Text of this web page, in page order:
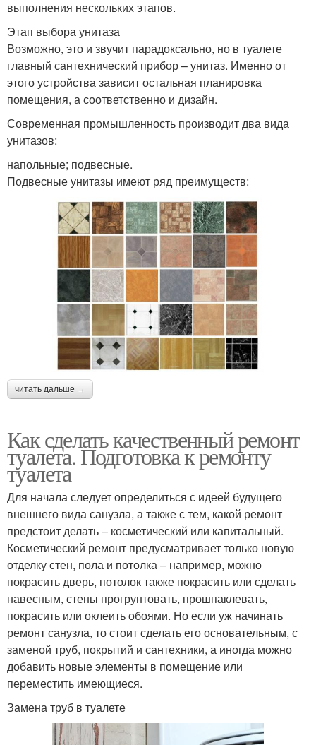
выполнения нескольких этапов.
Этап выбора унитаза
Возможно, это и звучит парадоксально, но в туалете
главный сантехнический прибор – унитаз. Именно от
этого устройства зависит остальная планировка
помещения, а соответственно и дизайн.
Современная промышленность производит два вида
унитазов:
напольные; подвесные.
Подвесные унитазы имеют ряд преимуществ:
читать дальше →
Как сделать качественный ремонт
туалета. Подготовка к ремонту
туалета
Для начала следует определиться с идеей будущего
внешнего вида санузла, а также с тем, какой ремонт
предстоит делать – косметический или капитальный.
Косметический ремонт предусматривает только новую
отделку стен, пола и потолка – например, можно
покрасить дверь, потолок также покрасить или сделать
навесным, стены прогрунтовать, прошпаклевать,
покрасить или оклеить обоями. Но если уж начинать
ремонт санузла, то стоит сделать его основательным, с
заменой труб, покрытий и сантехники, а иногда можно
добавить новые элементы в помещение или
переместить имеющиеся.
Замена труб в туалете